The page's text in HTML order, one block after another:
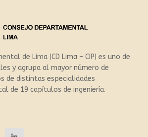
de Lima (CD Lima – CIP) es uno de
y agrupa al mayor número de
de distintas especialidades
de 19 capítulos de ingeniería.